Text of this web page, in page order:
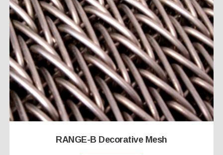
RANGE-B Decorative Mesh